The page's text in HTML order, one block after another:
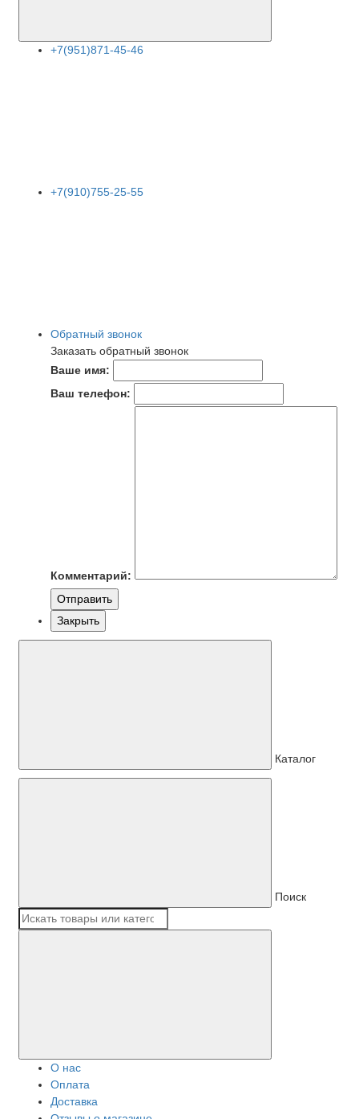
+7(951)871-45-46
+7(910)755-25-55
Обратный звонок
Заказать обратный звонок
Ваше имя:
Ваш телефон:
Комментарий:
Отправить
Закрыть
Каталог
Поиск
О нас
Оплата
Доставка